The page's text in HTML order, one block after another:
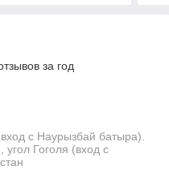
за год
с Наурызбай батыра).
Гоголя (вход с